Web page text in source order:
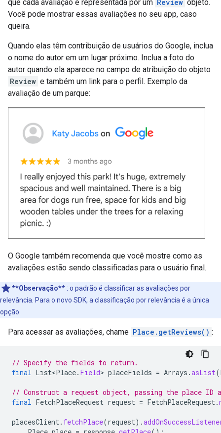
que cada avaliação é representada por um Review objeto.
Você pode mostrar essas avaliações no seu app, caso
queira.
Quando elas têm contribuição de usuários do Google, inclua
o nome do autor em um lugar próximo. Inclua a foto do
autor quando ela aparece no campo de atribuição do objeto
Review e também um link para o perfil. Exemplo da
avaliação de um parque:
O Google também recomenda que você mostre como as
avaliações estão sendo classificadas para o usuário final.
**Observação** : o padrão é classificar as avaliações por
relevância. Para o novo SDK, a classificação por relevância é a única
opção.
Para acessar as avaliações, chame Place.getReviews() :
// Specify the fields to return.
final List<Place. Field> placeFields = Arrays .asList(
// Construct a request object, passing the place ID
final FetchPlaceRequest request = FetchPlaceRequest.
placesClient. fetchPlace(request).